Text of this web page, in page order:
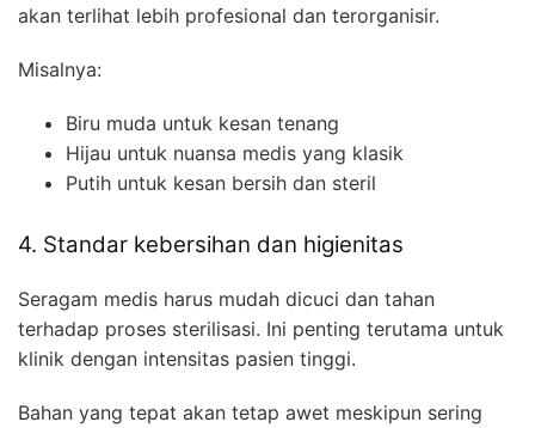
akan terlihat lebih profesional dan terorganisir.
Misalnya:
Biru muda untuk kesan tenang
Hijau untuk nuansa medis yang klasik
Putih untuk kesan bersih dan steril
4. Standar kebersihan dan higienitas
Seragam medis harus mudah dicuci dan tahan
terhadap proses sterilisasi. Ini penting terutama untuk
klinik dengan intensitas pasien tinggi.
Bahan yang tepat akan tetap awet meskipun sering